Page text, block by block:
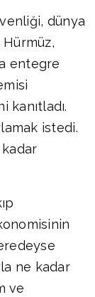
dünya
entegre
istedi.
kadar
ne kadar
ve